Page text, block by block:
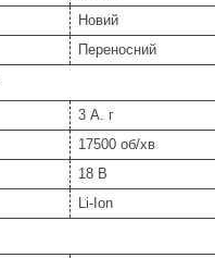
Новий
Переносний
3 А. г
17500 об/хв
18 В
Li-Ion